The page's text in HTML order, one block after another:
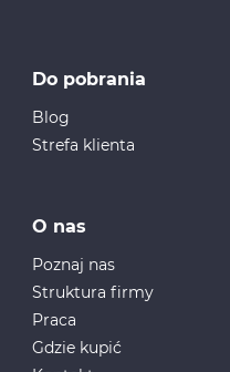
Do pobrania
Blog
Strefa klienta
O nas
Poznaj nas
Struktura firmy
Praca
Gdzie kupić